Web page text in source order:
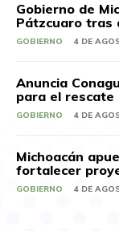
Gobierno de
Pátzcuaro tras
GOBIERNO 4 DE
Anuncia
para el rescate
GOBIERNO 4 DE
Michoacán
fortalecer
GOBIERNO 4 DE